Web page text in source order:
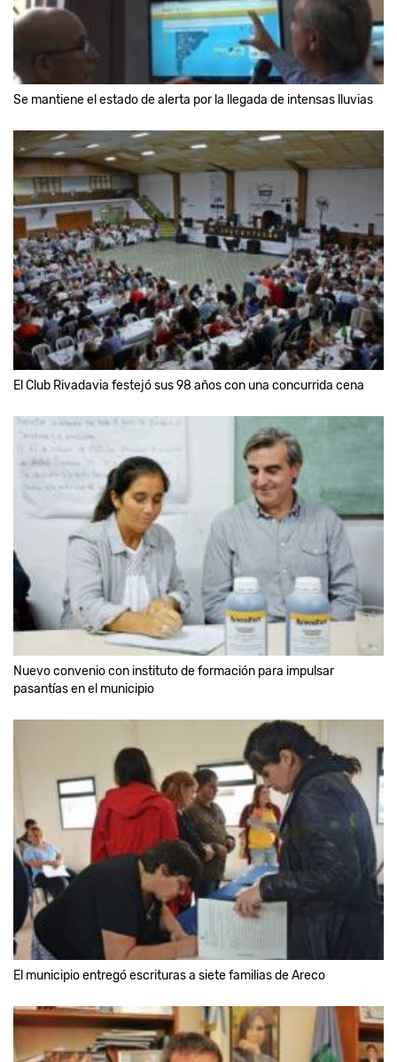
Se mantiene el estado de alerta por la llegada de intensas lluvias
El Club Rivadavia festejó sus 98 años con una concurrida cena
Nuevo convenio con instituto de formación para impulsar
pasantías en el municipio
El municipio entregó escrituras a siete familias de Areco